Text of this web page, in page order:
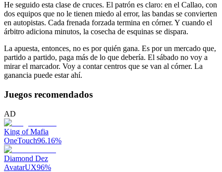
He seguido esta clase de cruces. El patrón es claro: en el Callao, con
dos equipos que no le tienen miedo al error, las bandas se convierten
en autopistas. Cada frenada forzada termina en córner. Y cuando el
árbitro adiciona minutos, la cosecha de esquinas se dispara.
La apuesta, entonces, no es por quién gana. Es por un mercado que,
partido a partido, paga más de lo que debería. El sábado no voy a
mirar el marcador. Voy a contar centros que se van al córner. La
ganancia puede estar ahí.
Juegos recomendados
AD
King of Mafia
OneTouch96.16%
Diamond Dez
AvatarUX96%